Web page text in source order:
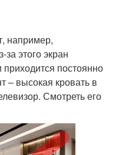
например,
этого экран
постоянно
– высокая кровать в
Смотреть его